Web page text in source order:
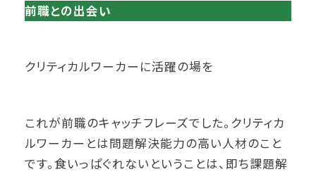
前職との出会い
クリティカルワーカーに活躍の場を
これが前職のキャッチフレーズでした。クリティカ
ルワーカーとは問題解決能力の高い人材のこと
です。食いっぱぐれないということは、即ち課題解